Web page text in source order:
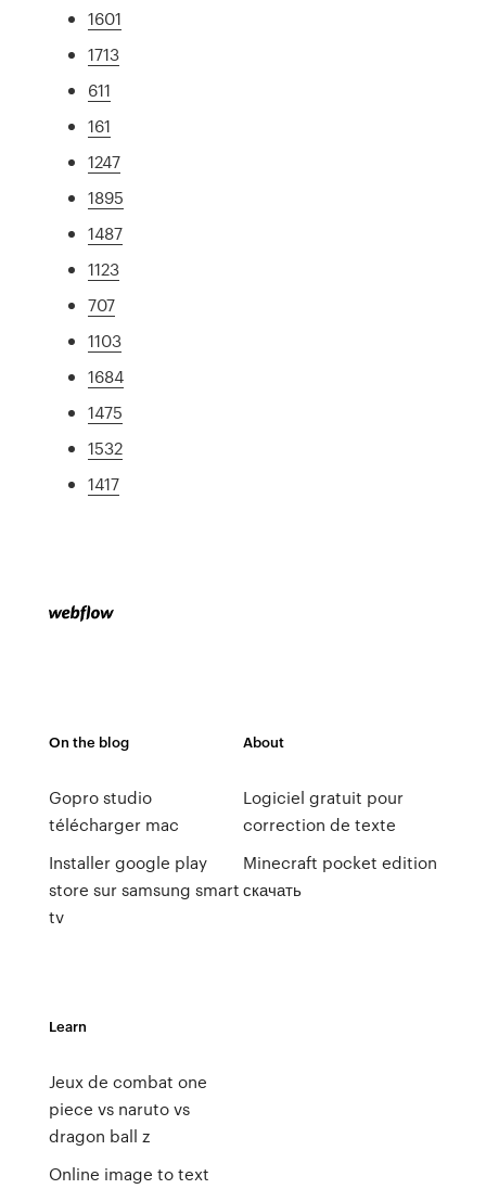
1601
1713
611
161
1247
1895
1487
1123
707
1103
1684
1475
1532
1417
On the blog
Gopro studio
télécharger mac
Installer google play
store sur samsung smart
tv
About
Logiciel gratuit pour
correction de texte
Minecraft pocket edition
скачать
Learn
Jeux de combat one
piece vs naruto vs
dragon ball z
Online image to text